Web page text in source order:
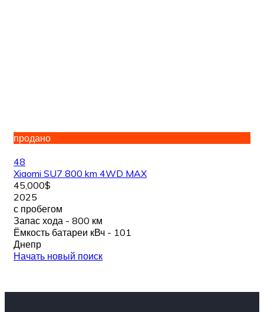
продано
48
Xiaomi SU7 800 km 4WD MAX
45,000$
2025
с пробегом
Запас хода - 800 км
Ёмкость батареи кВч - 101
Днепр
Начать новый поиск